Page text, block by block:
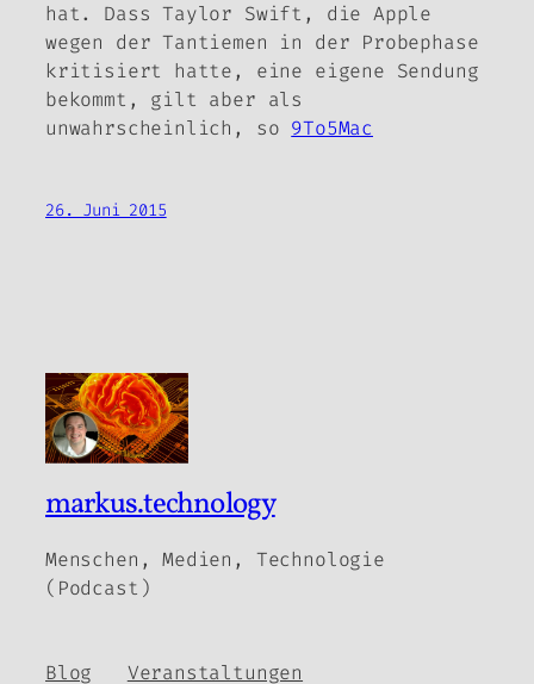
hat. Dass Taylor Swift, die Apple
wegen der Tantiemen in der Probephase
kritisiert hatte, eine eigene Sendung
bekommt, gilt aber als
unwahrscheinlich, so 9To5Mac
26. Juni 2015
markus.technology
Menschen, Medien, Technologie
(Podcast)
Blog Veranstaltungen